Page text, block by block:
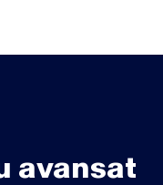
avansat